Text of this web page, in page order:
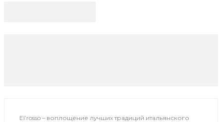
El’rosso – воплощение лучших традиций итальянского